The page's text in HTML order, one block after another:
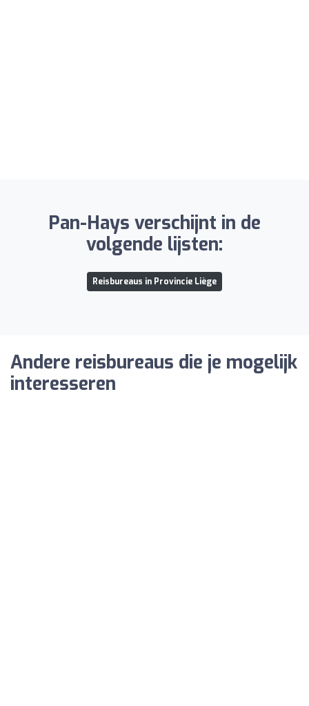
Pan-Hays verschijnt in de
volgende lijsten:
Reisbureaus in Provincie Liège
Andere reisbureaus die je mogelijk
interesseren